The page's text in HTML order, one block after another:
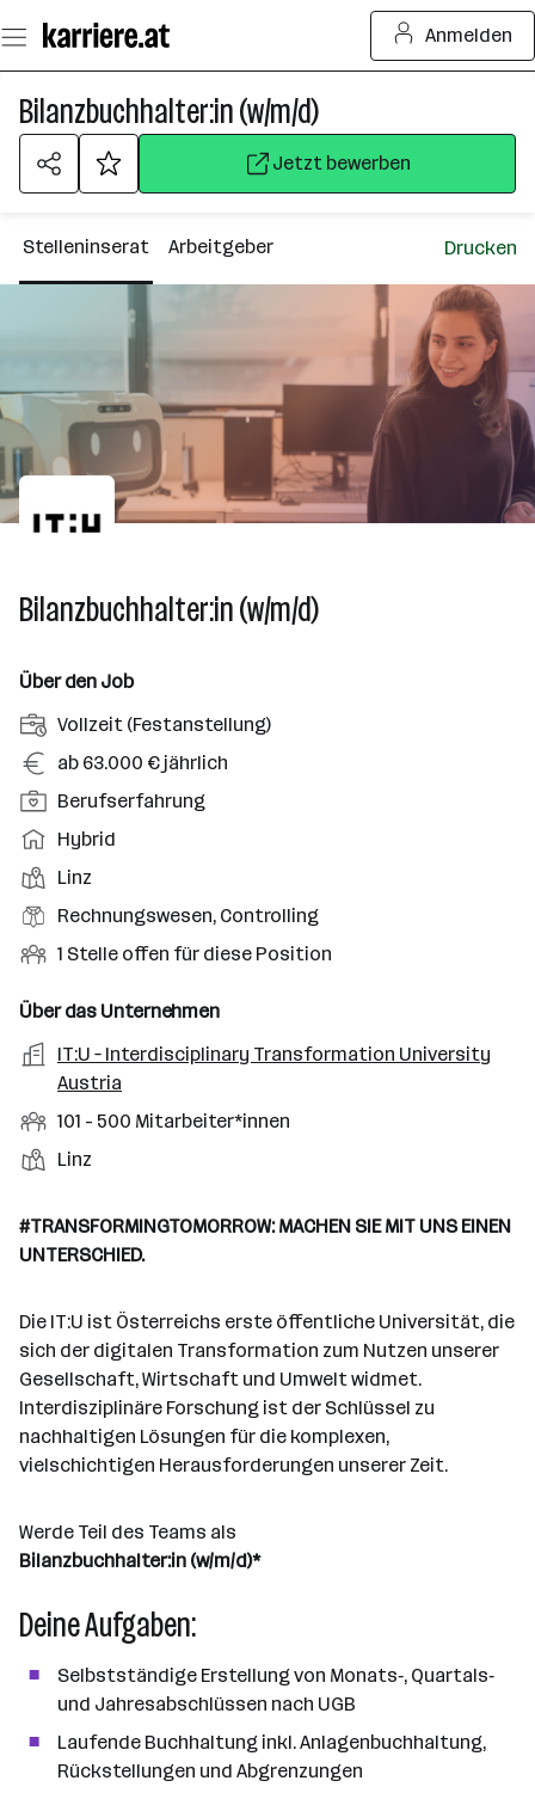
Seiteninhalt
springen
Anmelden
Bilanzbuchhalter:in (w/m/d)
Jetzt bewerben
Stelleninserat Arbeitgeber Drucken
Bilanzbuchhalter:in (w/m/d)
Über den Job
A
n
t
e
l
u
n
s
r
Vollzeit (Festanstellung)
G
e
h
a
l
t
ab 63.000 € jährlich
P
o
i
t
i
n
e
e
e
Berufserfahrung
A
r
b
e
i
s
m
o
e
l
Hybrid
D
i
n
t
o
Linz
B
e
u
s
e
d
r
Rechnungswesen, Controlling
O
f
n
S
t
l
e
1 Stelle offen für diese Position
Über das Unternehmen
A
b
i
g
e
e
r
IT:U – Interdisciplinary Transformation University
Austria
M
i
t
r
b
i
t
e
r
*
i
n
e
a
n
101 - 500 Mitarbeiter*innen
S
a
n
r
t
e
Linz
#TRANSFORMINGTOMORROW: MACHEN SIE MIT UNS EINEN
UNTERSCHIED.
Die IT:U ist Österreichs erste öffentliche Universität, die
sich der digitalen Transformation zum Nutzen unserer
Gesellschaft, Wirtschaft und Umwelt widmet.
Interdisziplinäre Forschung ist der Schlüssel zu
nachhaltigen Lösungen für die komplexen,
vielschichtigen Herausforderungen unserer Zeit.
Werde Teil des Teams als
Bilanzbuchhalter:in (w/m/d)*
Deine Aufgaben:
Selbstständige Erstellung von Monats‑, Quartals‑
und Jahresabschlüssen nach UGB
Laufende Buchhaltung inkl. Anlagenbuchhaltung,
Rückstellungen und Abgrenzungen